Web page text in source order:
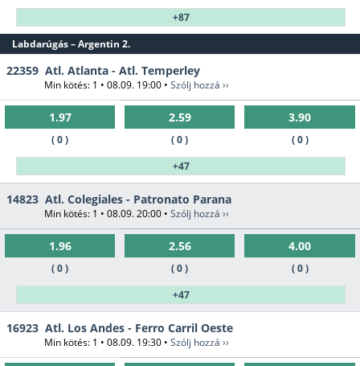
+87
Labdarúgás – Argentin 2.
22359 Atl. Atlanta - Atl. Temperley
Min kötés: 1 • 08.09. 19:00 • Szólj hozzá ››
1.97
( 0 )
2.59
( 0 )
3.90
( 0 )
+47
14823 Atl. Colegiales - Patronato Parana
Min kötés: 1 • 08.09. 20:00 • Szólj hozzá ››
1.96
( 0 )
2.56
( 0 )
4.00
( 0 )
+47
16923 Atl. Los Andes - Ferro Carril Oeste
Min kötés: 1 • 08.09. 19:30 • Szólj hozzá ››